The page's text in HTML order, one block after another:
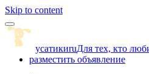
Skip to content
усатикиruДля тех, кто
разместить объявление